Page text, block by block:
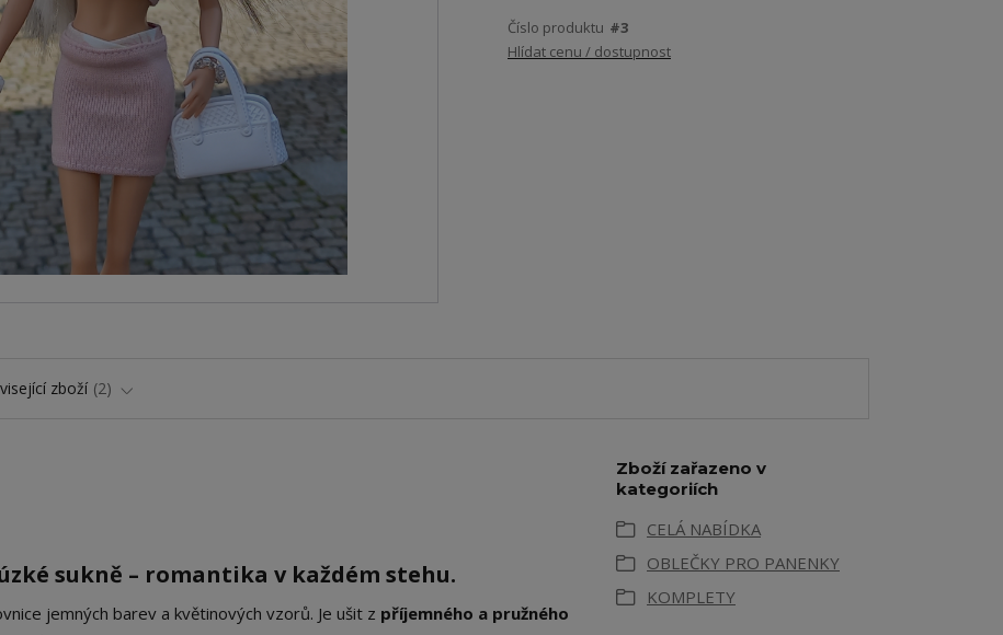
Číslo produktu #3
Hlídat cenu / dostupnost
zboží 2
sukně – romantika v každém stehu.
jemných barev a květinových vzorů. Je ušit z příjemného a pružného
Zboží zařazeno v
kategoriích
CELÁ NABÍDKA
OBLEČKY PRO PANENKY
KOMPLETY